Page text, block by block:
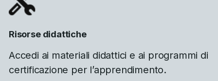
Risorse didattiche
Accedi ai materiali didattici e ai programmi di
certificazione per l’apprendimento.